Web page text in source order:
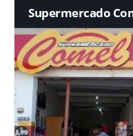
Supermercado